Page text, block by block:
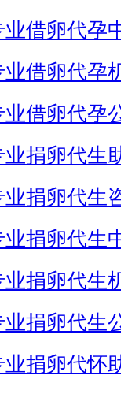
业借卵代孕
业借卵代孕
业借卵代孕
业捐卵代生
业捐卵代生
业捐卵代生
业捐卵代生
业捐卵代生
业捐卵代怀